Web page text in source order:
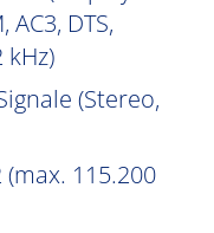
AC3, DTS,
(Stereo,
115.200